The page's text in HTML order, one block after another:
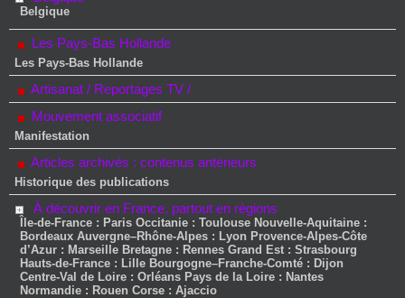
Belgique
Les Pays-Bas Hollande
Les Pays-Bas Hollande
Artisanat / Reportages TV /
Mouvement associatif
Manifestation
Articles archivés : contenus antérieurs
Historique des publications
À découvrir en France, partout en régions
Île-de-France : Paris Occitanie : Toulouse Nouvelle-Aquitaine :
Bordeaux Auvergne–Rhône-Alpes : Lyon Provence-Alpes-Côte
d’Azur : Marseille Bretagne : Rennes Grand Est : Strasbourg
Hauts-de-France : Lille Bourgogne–Franche-Comté : Dijon
Centre-Val de Loire : Orléans Pays de la Loire : Nantes
Normandie : Rouen Corse : Ajaccio